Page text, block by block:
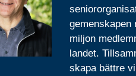
gemenskapen
miljon
landet.
skapa bättre